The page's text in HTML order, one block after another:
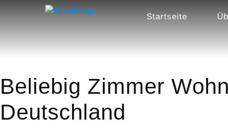
Startseite
Beliebig Zimmer
Deutschland